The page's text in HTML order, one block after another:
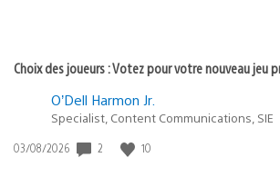
Choix des joueurs : Votez pour votre nouveau jeu
O’Dell Harmon Jr.
Specialist, Content Communications, SIE
Date
03/08/2026 2 10